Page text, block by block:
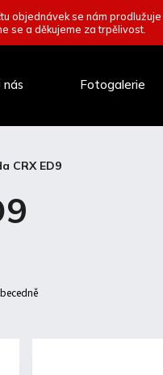
objednávek se nám
se a děkujeme za trpělivost.
nás Fotogalerie
CRX ED9